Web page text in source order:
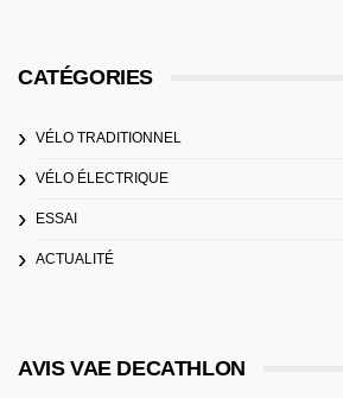
CATÉGORIES
VÉLO TRADITIONNEL
VÉLO ÉLECTRIQUE
ESSAI
ACTUALITÉ
AVIS VAE DECATHLON